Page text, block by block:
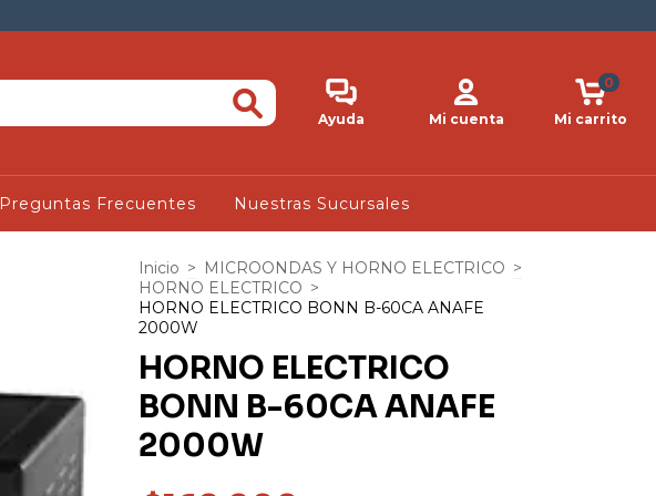
Ayuda Mi cuenta Mi carrito
0
Preguntas Frecuentes Nuestras Sucursales
Inicio > MICROONDAS Y HORNO ELECTRICO >
HORNO ELECTRICO >
HORNO ELECTRICO BONN B-60CA ANAFE
2000W
HORNO ELECTRICO
BONN B-60CA ANAFE
2000W